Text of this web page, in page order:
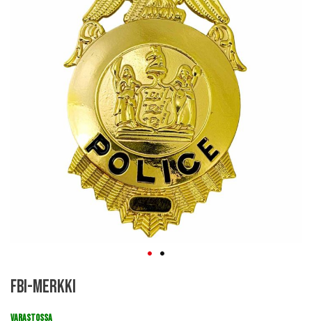
to
beginning
FBI-merkki
VARASTOSSA